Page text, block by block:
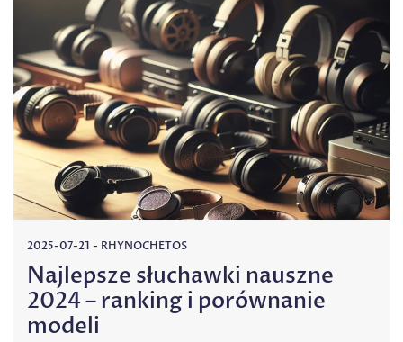
2025-07-21 - RHYNOCHETOS
Najlepsze słuchawki nauszne
2024 – ranking i porównanie
modeli